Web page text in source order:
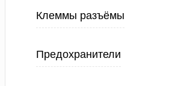
Клеммы разъёмы
Предохранители